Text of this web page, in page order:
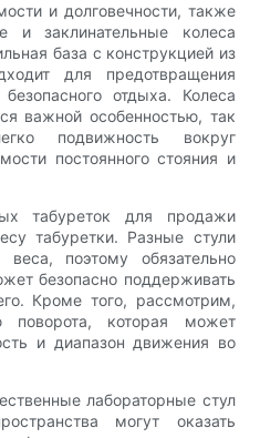
и долговечности, также
и заклинательные колеса
база с конструкцией из
для предотвращения
отдыха. Колеса
важной особенностью, так
подвижность вокруг
постоянного стояния и
табуреток для продажи
табуретки. Разные стули
поэтому обязательно
безопасно поддерживать
Кроме того, рассмотрим,
которая может
и диапазон движения во
лабораторные стул
могут оказать